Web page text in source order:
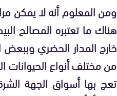
ومن المعلوم أنه لا يمكن
هناك ما تعتبره المصالح
خارج المدار الحضري
من مختلف أنواع الحيوانات
تعج بها أسواق الجهة